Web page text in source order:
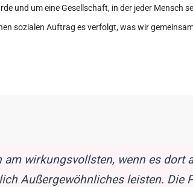
und um eine Gesellschaft, in der jeder Mensch
sozialen Auftrag es verfolgt, was wir
am wirkungsvollsten, wenn es
Außergewöhnliches leisten.